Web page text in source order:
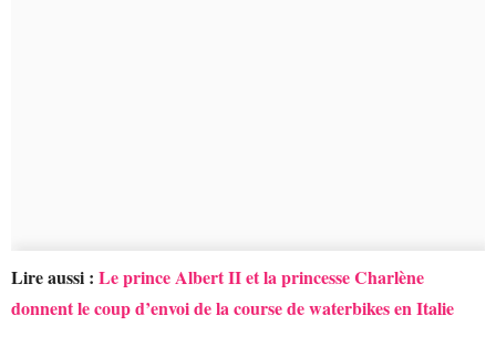
Lire aussi : Le prince Albert II et la princesse Charlène
donnent le coup d’envoi de la course de waterbikes en Italie